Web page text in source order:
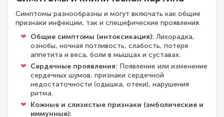
Симптомы разнообразны и могут включать как общие
признаки инфекции, так и специфические проявления.
Общие симптомы (интоксикация): Лихорадка,
ознобы, ночная потливость, слабость, потеря
аппетита и веса, боли в мышцах и суставах.
Сердечные проявления: Появление или изменение
сердечных шумов, признаки сердечной
недостаточности (одышка, отеки), нарушения
ритма.
Кожные и слизистые признаки (эмболические и
иммунные):